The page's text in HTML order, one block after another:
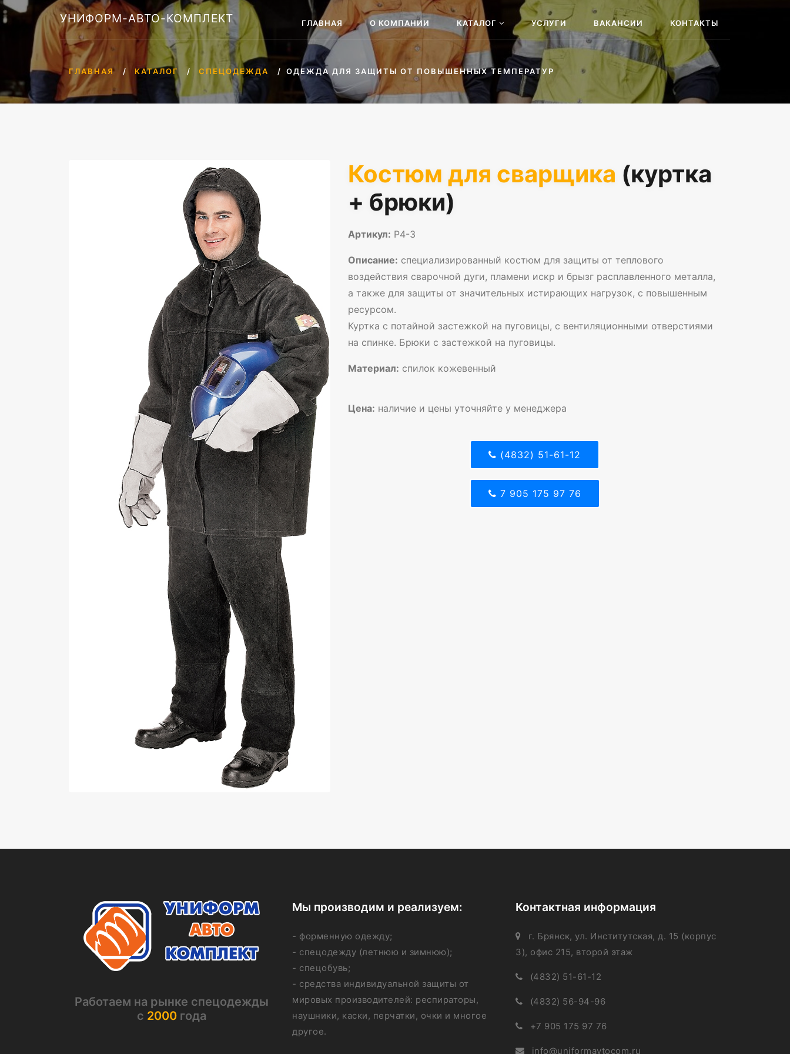
УНИФОРМ-АВТО-КОМПЛЕКТ ГЛАВНАЯ О КОМПАНИИ КАТАЛОГ УСЛУГИ ВАКАНСИИ КОНТАКТЫ
ГЛАВНАЯ КАТАЛОГ СПЕЦОДЕЖДА ОДЕЖДА ДЛЯ ЗАЩИТЫ ОТ ПОВЫШЕННЫХ ТЕМПЕРАТУР
Костюм для сварщика (куртка
+ брюки)
Артикул: Р4-3
Описание: специализированный костюм для защиты от теплового
воздействия сварочной дуги, пламени искр и брызг расплавленного металла,
а также для защиты от значительных истирающих нагрузок, с повышенным
ресурсом.
Куртка с потайной застежкой на пуговицы, с вентиляционными отверстиями
на спинке. Брюки с застежкой на пуговицы.
Материал: спилок кожевенный
Цена: наличие и цены уточняйте у менеджера
(4832) 51-61-12
7 905 175 97 76
Работаем на рынке спецодежды
с 2000 года
Мы производим и реализуем:
- форменную одежду;
- спецодежду (летнюю и зимнюю);
- спецобувь;
- средства индивидуальной защиты от
мировых производителей: респираторы,
наушники, каски, перчатки, очки и многое
другое.
Контактная информация
г. Брянск, ул. Институтская, д. 15 (корпус
3), офис 215, второй этаж
(4832) 51-61-12
(4832) 56-94-96
+7 905 175 97 76
info@uniformavtocom.ru